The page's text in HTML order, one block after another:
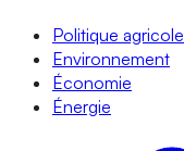
Politique agricole
Environnement
Économie
Énergie